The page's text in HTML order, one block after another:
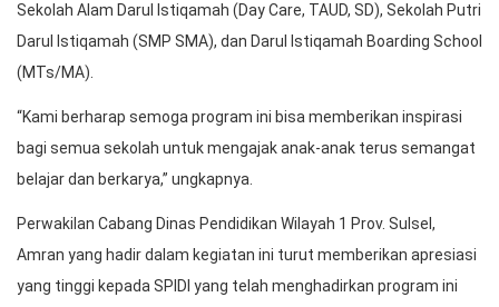
Sekolah Alam Darul Istiqamah (Day Care, TAUD, SD), Sekolah Putri
Darul Istiqamah (SMP SMA), dan Darul Istiqamah Boarding School
(MTs/MA).
“Kami berharap semoga program ini bisa memberikan inspirasi
bagi semua sekolah untuk mengajak anak-anak terus semangat
belajar dan berkarya,” ungkapnya.
Perwakilan Cabang Dinas Pendidikan Wilayah 1 Prov. Sulsel,
Amran yang hadir dalam kegiatan ini turut memberikan apresiasi
yang tinggi kepada SPIDI yang telah menghadirkan program ini